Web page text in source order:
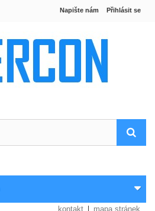
Přihlásit se
Napište nám
kontakt mapa stránek